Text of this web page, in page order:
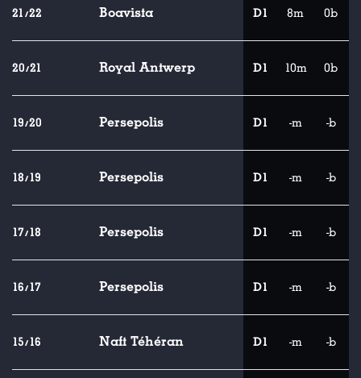
21/22 Boavista D1 8m 0b
20/21 Royal Antwerp D1 10m 0b
19/20 Persepolis D1 -m -b
18/19 Persepolis D1 -m -b
17/18 Persepolis D1 -m -b
16/17 Persepolis D1 -m -b
15/16 Naft Téhéran D1 -m -b